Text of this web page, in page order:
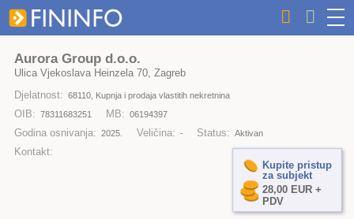
Aurora Group d.o.o.
Ulica Vjekoslava Heinzela 70, Zagreb
Djelatnost: 68110, Kupnja i prodaja vlastitih nekretnina
OIB: 78311683251 MB: 06194397
Godina osnivanja: 2025. Veličina: - Status: Aktivan
Kontakt:
Kupite pristup
za subjekt
28,00 EUR +
PDV